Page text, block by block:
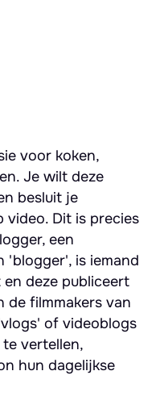
voor koken,
Je wilt deze
besluit je
video. Dit is precies
een
'blogger', is iemand
deze publiceert
de filmmakers van
of videoblogs
vertellen,
hun dagelijkse